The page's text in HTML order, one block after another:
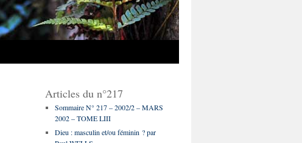
Articles du n°217
Sommaire N° 217 – 2002/2 – MARS
2002 – TOME LIII
Dieu : masculin et/ou féminin ? par